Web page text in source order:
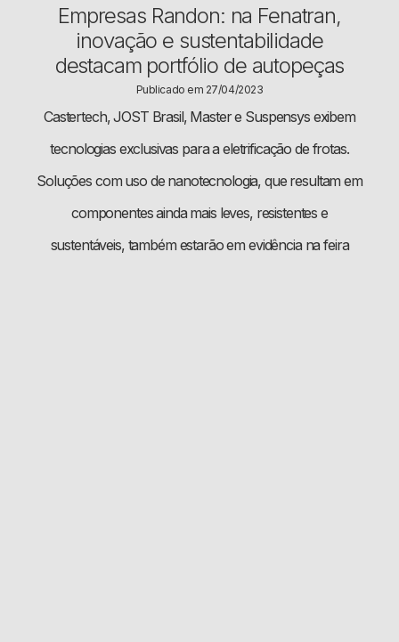
Empresas Randon: na Fenatran,
inovação e sustentabilidade
destacam portfólio de autopeças
Publicado em 27/04/2023
Castertech, JOST Brasil, Master e Suspensys exibem
tecnologias exclusivas para a eletrificação de frotas.
Soluções com uso de nanotecnologia, que resultam em
componentes ainda mais leves, resistentes e
sustentáveis, também estarão em evidência na feira